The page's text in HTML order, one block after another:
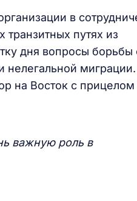
в
путях из
дня вопросы борьбы
на Восток с прицелом
важную роль в